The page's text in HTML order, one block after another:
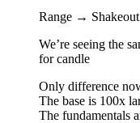
Range →
We’re seeing the
for candle
Only difference
The base is 100x
The fundamentals